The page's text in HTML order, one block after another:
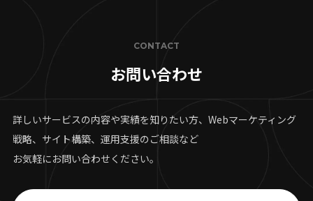
CONTACT
お問い合わせ
詳しいサービスの内容や実績を知りたい方、Webマーケティング
戦略、サイト構築、運用支援のご相談など
お気軽にお問い合わせください。